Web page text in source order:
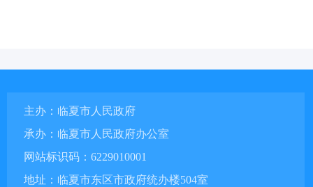
主办：临夏市人民政府
承办：临夏市人民政府办公室
网站标识码：6229010001
地址：临夏市东区市政府统办楼504室